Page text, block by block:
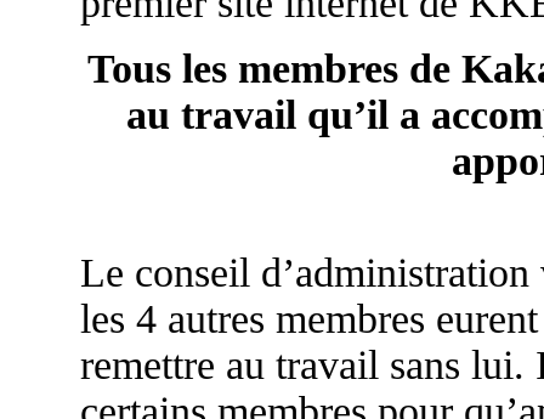
Tous les membres de
au travail qu’il a
Le conseil
les 4 autres membres
remettre au travail sans